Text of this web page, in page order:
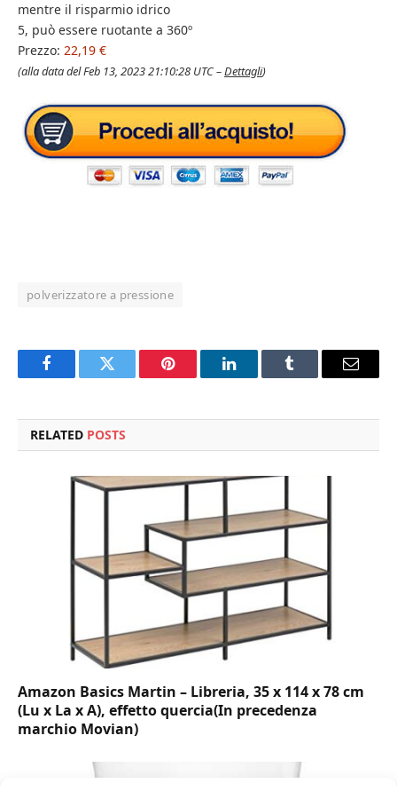
mentre il risparmio idrico
5, può essere ruotante a 360º
Prezzo: 22,19 €
(alla data del Feb 13, 2023 21:10:28 UTC –Dettagli)
polverizzatore a pressione
FacebookTwitter Pinterest LinkedInTumblr Email
RELATED POSTS
Amazon Basics Martin – Libreria, 35 x 114 x 78 cm
(Lu x La x A), effetto quercia(In precedenza
marchio Movian)